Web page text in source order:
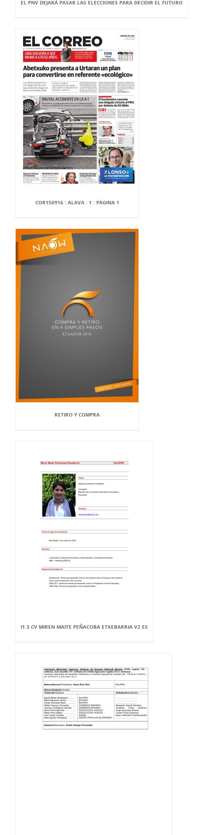
EL PNV DEJARÁ PASAR LAS ELECCIONES PARA DECIDIR EL FUTURO
COR150916 : ALAVA : 1 : PÁGINA 1
RETIRO Y COMPRA
I1.3 CV MIREN MAITE PEÑACOBA ETXEBARRIA V2 ES